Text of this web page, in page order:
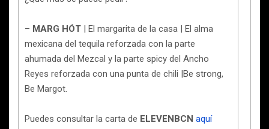
– MARG HÓT | El margarita de la casa | El alma
mexicana del tequila reforzada con la parte
ahumada del Mezcal y la parte spicy del Ancho
Reyes reforzada con una punta de chili |Be strong,
Be Margot.
Puedes consultar la carta de ELEVENBCN aquí